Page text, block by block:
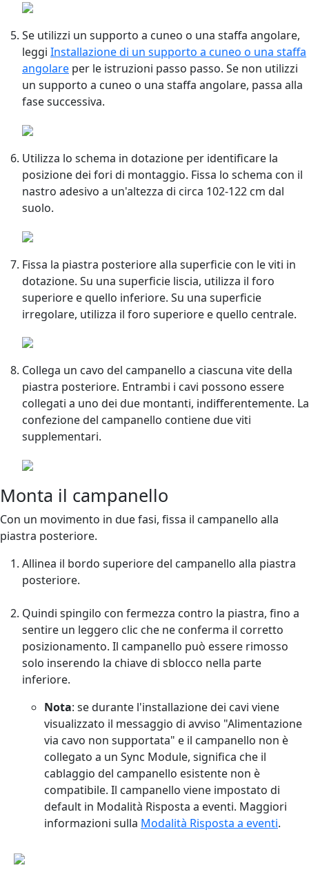
Se utilizzi un supporto a cuneo o una staffa angolare,
leggi Installazione di un supporto a cuneo o una staffa
angolare per le istruzioni passo passo. Se non utilizzi
un supporto a cuneo o una staffa angolare, passa alla
fase successiva.
Utilizza lo schema in dotazione per identificare la
posizione dei fori di montaggio. Fissa lo schema con il
nastro adesivo a un'altezza di circa 102-122 cm dal
suolo.
Fissa la piastra posteriore alla superficie con le viti in
dotazione. Su una superficie liscia, utilizza il foro
superiore e quello inferiore. Su una superficie
irregolare, utilizza il foro superiore e quello centrale.
Collega un cavo del campanello a ciascuna vite della
piastra posteriore. Entrambi i cavi possono essere
collegati a uno dei due montanti, indifferentemente. La
confezione del campanello contiene due viti
supplementari.
Monta il campanello
Con un movimento in due fasi, fissa il campanello alla
piastra posteriore.
Allinea il bordo superiore del campanello alla piastra
posteriore.
Quindi spingilo con fermezza contro la piastra, fino a
sentire un leggero clic che ne conferma il corretto
posizionamento. Il campanello può essere rimosso
solo inserendo la chiave di sblocco nella parte
inferiore.
Nota: se durante l'installazione dei cavi viene
visualizzato il messaggio di avviso "Alimentazione
via cavo non supportata" e il campanello non è
collegato a un Sync Module, significa che il
cablaggio del campanello esistente non è
compatibile. Il campanello viene impostato di
default in Modalità Risposta a eventi. Maggiori
informazioni sulla Modalità Risposta a eventi.